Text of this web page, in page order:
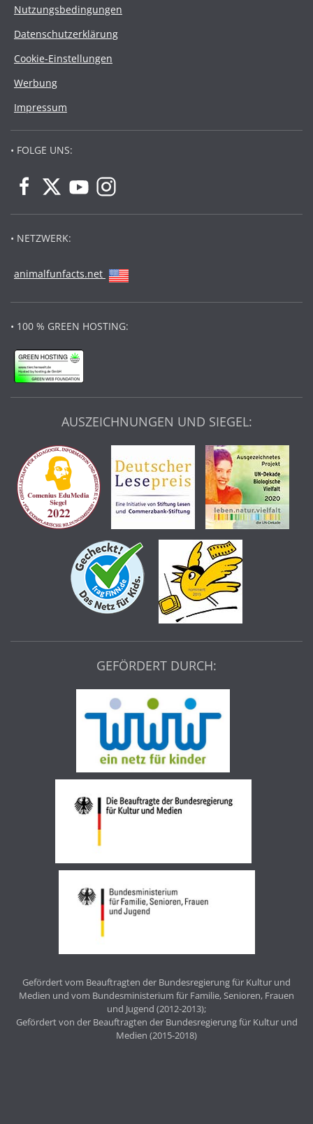
Nutzungsbedingungen
Datenschutzerklärung
Cookie-Einstellungen
Werbung
Impressum
• FOLGE UNS:
• NETZWERK:
animalfunfacts.net
• 100 % GREEN HOSTING:
AUSZEICHNUNGEN UND SIEGEL:
GEFÖRDERT DURCH:
Gefördert vom Beauftragten der Bundesregierung für Kultur und
Medien und vom Bundesministerium für Familie, Senioren, Frauen
und Jugend (2012-2013);
Gefördert von der Beauftragten der Bundesregierung für Kultur und
Medien (2015-2018)